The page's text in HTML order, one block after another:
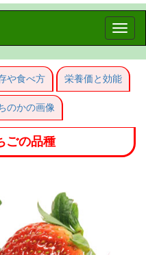
Toggle
や食べ方 栄養価と効能
のかの画像
ごの品種